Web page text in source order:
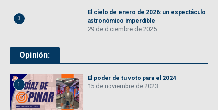
3
El cielo de enero de 2026: un espectáculo
astronómico imperdible
29 de diciembre de 2025
Opinión:
1
El poder de tu voto para el 2024
15 de noviembre de 2023